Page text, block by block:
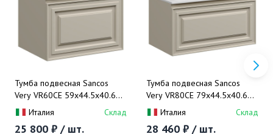
Тумба подвесная Sancos
Very VR60CE 59х44.5х40.6
(Beige Soft)
Италия Склад
25 800 ₽ / шт.
Тумба подвесная Sancos
Very VR80CE 79х44.5х40.6
(Beige Soft)
Италия Склад
28 460 ₽ / шт.